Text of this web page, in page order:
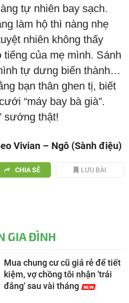
tự nhiên bay sạch.
làm hộ thì nàng nhẹ
nhiên không thấy
tiếng của mẹ mình. Sánh
tự dưng biến thành…
bạn thân ghen tị, biết
“máy bay bà già”.
sướng thật!
Vivian – Ngô (Sành điệu)
CHIA SẺ LƯU BÀI
GIA ĐÌNH
Mua chung cư cũ giá rẻ để tiết
kiệm, vợ chồng tôi nhận 'trái
đắng' sau vài tháng